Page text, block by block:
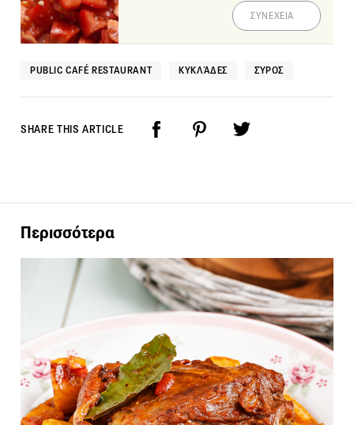
ΣΥΝΕΧΕΙΑ
PUBLIC CAFÉ RESTAURANT ΚΥΚΛΆΔΕΣ ΣΎΡΟΣ
SHARE THIS ARTICLE
Περισσότερα